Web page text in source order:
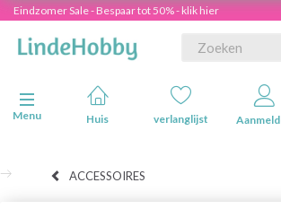
Eindzomer Sale - Bespaar tot 50% - klik hier
Navigatie in-/uitschakelen
Menu
Huis verlanglijst
ACCESSOIRES